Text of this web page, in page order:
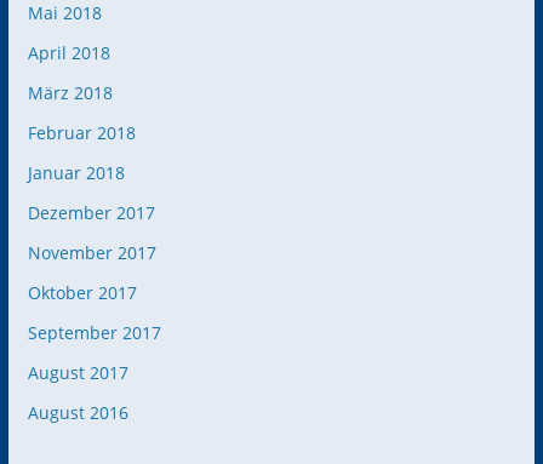
Mai 2018
April 2018
März 2018
Februar 2018
Januar 2018
Dezember 2017
November 2017
Oktober 2017
September 2017
August 2017
August 2016